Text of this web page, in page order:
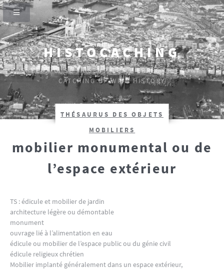
HISTOCACHING
SI CEUX-CI SE TAISENT, LES PIERRES CRIERONT.
CATCHING UP WITH HISTORY
THÉSAURUS DES OBJETS
MOBILIERS
mobilier monumental ou de
l’espace extérieur
TS : édicule et mobilier de jardin
architecture légère ou démontable
monument
ouvrage lié à l’alimentation en eau
édicule ou mobilier de l’espace public ou du génie civil
édicule religieux chrétien
Mobilier implanté généralement dans un espace extérieur,